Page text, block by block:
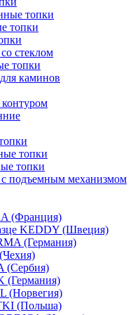
топки
топки
стеклом
топки
каминов
топки
топки
подъемным механизмом
(Франция)
KEDDY (Швеция)
(Германия)
(Сербия)
(Германия)
(Норвегия)
(Польша)